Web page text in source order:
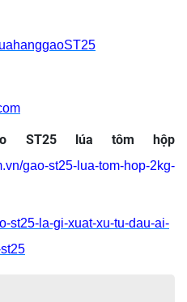
ST25 lúa tôm hộp
gao-st25-lua-tom-hop-2kg-
st25-la-gi-xuat-xu-tu-dau-ai-